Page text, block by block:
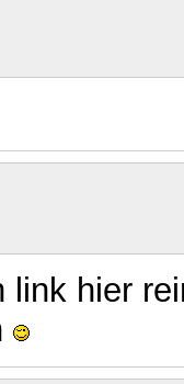
link hier